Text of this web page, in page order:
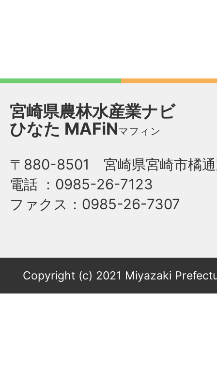
宮崎県農林水産業ナビ
ひなた MAFiNマフィン
〒880-8501 宮崎県宮崎市橘通
電話 ：0985-26-7123
ファクス ：0985-26-7307
Copyright (c) 2021 Miyazaki